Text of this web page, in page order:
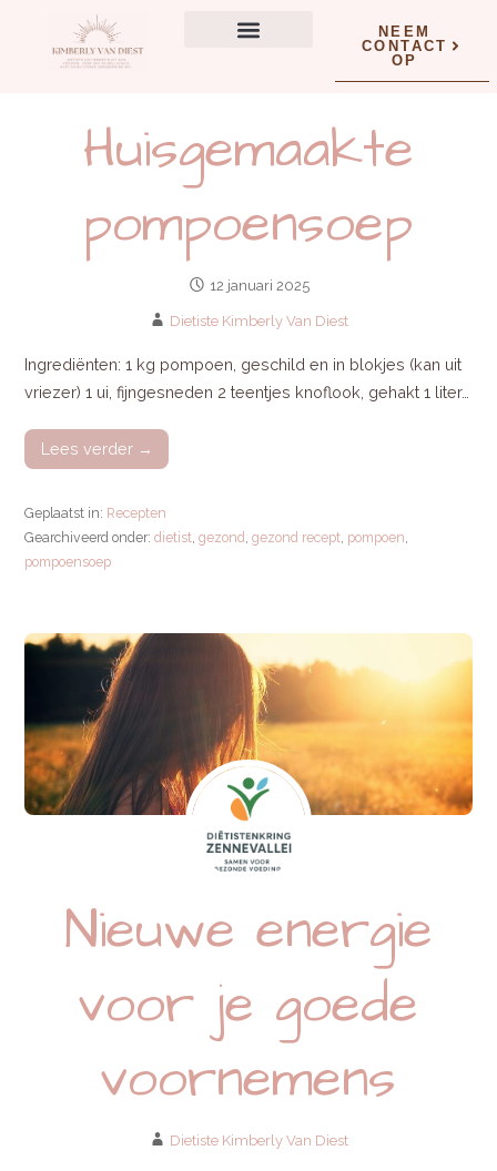
NEEM
CONTACT
OP
Huisgemaakte
pompoensoep
12 januari 2025
Dietiste Kimberly Van Diest
Ingrediënten: 1 kg pompoen, geschild en in blokjes (kan uit
vriezer) 1 ui, fijngesneden 2 teentjes knoflook, gehakt 1 liter…
Lees verder →
Geplaatst in: Recepten
Gearchiveerd onder:dietist ,gezond ,gezond recept pompoen
pompoensoep
Nieuwe energie
voor je goede
voornemens
Dietiste Kimberly Van Diest